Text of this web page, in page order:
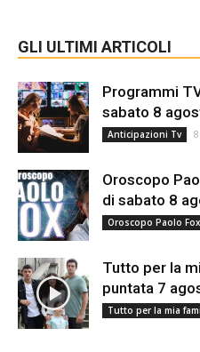
GLI ULTIMI ARTICOLI
Programmi
sabato 8
Anticipazioni Tv
Oroscopo
di sabato 8
Oroscopo Paolo Fox
Tutto per la
puntata 7
Tutto per la mia